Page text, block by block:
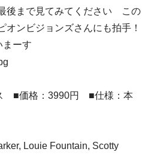
後まで見てみてください この
オンビジョンズさんにも拍手！
まーす
■価格：3990円 ■仕様：本
Louie Fountain, Scotty